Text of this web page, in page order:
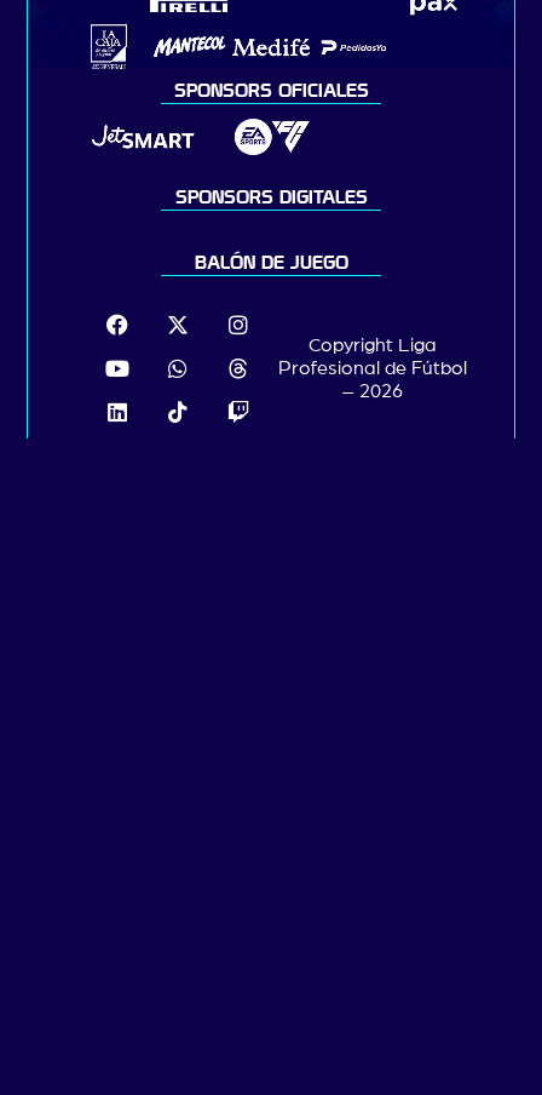
SPONSORS OFICIALES
SPONSORS DIGITALES
BALÓN DE JUEGO
Copyright Liga
Profesional de Fútbol
– 2026